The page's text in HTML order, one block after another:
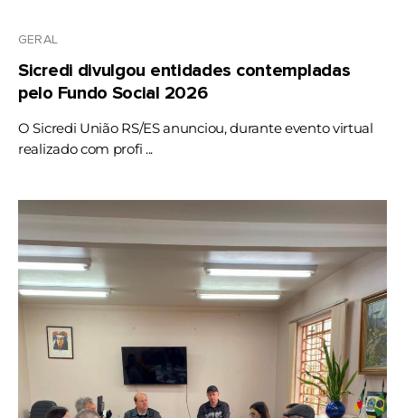
GERAL
Sicredi divulgou entidades contempladas
pelo Fundo Social 2026
O Sicredi União RS/ES anunciou, durante evento virtual
realizado com profi ...